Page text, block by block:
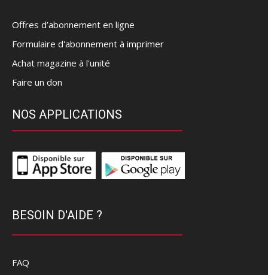
Offres d’abonnement en ligne
Formulaire d'abonnement à imprimer
Achat magazine à l'unité
Faire un don
NOS APPLICATIONS
BESOIN D'AIDE ?
FAQ